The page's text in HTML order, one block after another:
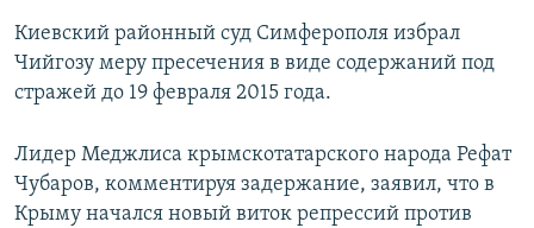
Киевский районный суд Симферополя избрал
Чийгозу меру пресечения в виде содержаний под
стражей до 19 февраля 2015 года.
Лидер Меджлиса крымскотатарского народа Рефат
Чубаров, комментируя задержание, заявил, что в
Крыму начался новый виток репрессий против